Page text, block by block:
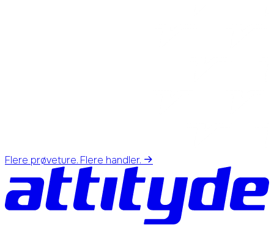
Flere prøveture. Flere handler.